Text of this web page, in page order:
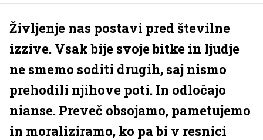
Življenje nas postavi pred številne
izzive. Vsak bije svoje bitke in ljudje
ne smemo soditi drugih, saj nismo
prehodili njihove poti. In odločajo
nianse. Preveč obsojamo, pametujemo
in moraliziramo, ko pa bi v resnici